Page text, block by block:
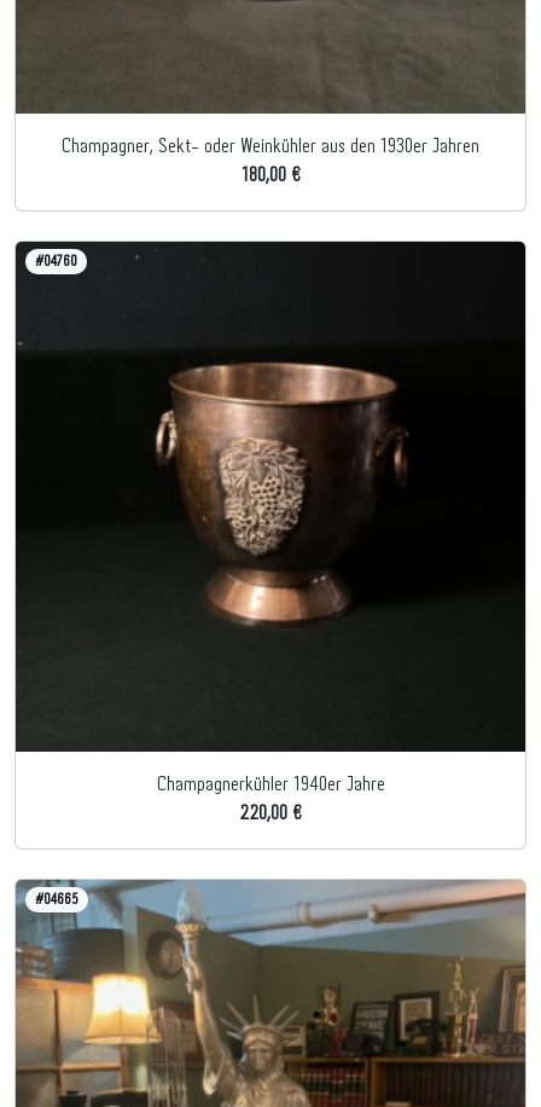
Champagner, Sekt- oder Weinkühler aus den 1930er Jahren
180,00 €
#04760
Champagnerkühler 1940er Jahre
220,00 €
#04665